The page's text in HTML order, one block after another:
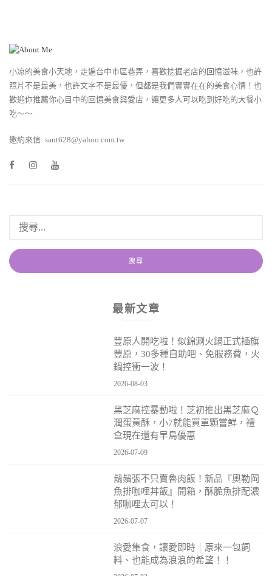
小凉的美食小天地，走遍台中市區巷弄，喜歡挖掘老店的回憶滋味，也許
照片不是最美，也許文字不是最優，但都是我們實實在在的美食心情！也
歡迎你推薦你心目中的回憶美食與愛店，讓更多人可以吃到好吃的大餐小
吃～～
邀約來信: sant628@yahoo.com.tw
最新文章
豐原人開吃啦！似錦涮火鍋正式插旗
豐原，30多種自助吧、免服務費，火
鍋控衝一波！
2026-08-03
黑芝麻控暴動啦！芝初推出黑芝麻Ｑ
潤蛋黃酥，小7就能買單顆嘗鮮，禮
盒現在還有早鳥優惠
2026-07-09
鬍鬚張不只賣魯肉飯！新品『奧勒岡
魚排咖哩丼飯』開箱，酥脆魚排配濃
郁咖哩太可以！
2026-07-07
浪愛集食，讓愛即時｜原來一包飼
料、也能成為浪浪的希望！！